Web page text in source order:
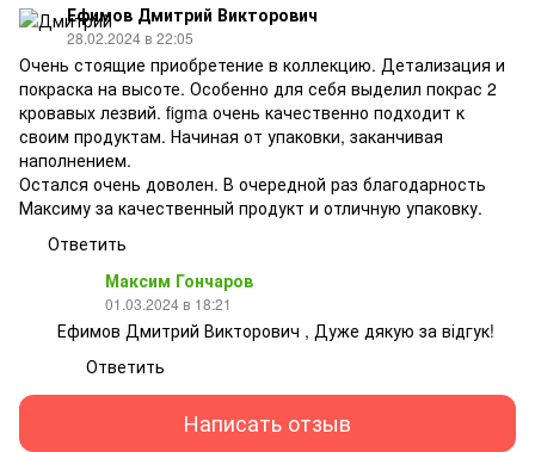
Ефимов Дмитрий Викторович
28.02.2024 в 22:05
Очень стоящие приобретение в коллекцию. Детализация и
покраска на высоте. Особенно для себя выделил покрас 2
кровавых лезвий. figma очень качественно подходит к
своим продуктам. Начиная от упаковки, заканчивая
наполнением.
Остался очень доволен. В очередной раз благодарность
Максиму за качественный продукт и отличную упаковку.
Ответить
Максим Гончаров
01.03.2024 в 18:21
Ефимов Дмитрий Викторович , Дуже дякую за відгук!
Ответить
Написать отзыв